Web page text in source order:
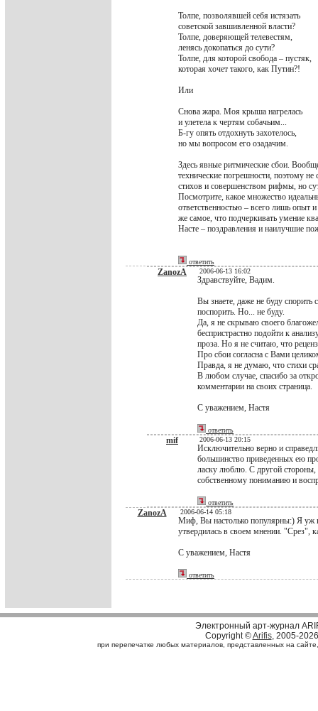
Толпе, позволявшей себя истязать
советской завшивленной власти?
Толпе, доверяющей телевестям,
ленясь докопаться до сути?
Толпе, для которой свобода – пустяк,
которая хочет такого, как Путин?!
Или
Снова жара. Моя крыша нагрелась
и улетела к чертям собачьим...
Б-гу опять отдохнуть захотелось,
но мы вопросом его озадачим.
Здесь явные ритмические сбои.
технические погрешности, поэтому
стихов и совершенством рифмы, но
Посмотрите, какое множество
ответственностью – всего лишь опыт
же самое, что подчеркивать умение
Насте – поздравления и наилучшие
ответить
ZanozA 2006-06-13 16:02
Здравствуйте, Вадим.
Вы знаете, даже не буду
поспорить. Но... не буду.
Да, я не скрываю своего
беспристрастно подойти к
проза. Но я не считаю, что
Про сбои согласна с Вами
Правда, я не думаю, что стихи
В любом случае, спасибо за
комментарии на своих страница.
С уважением, Настя
ответить
mif 2006-06-13 20:15
Исключительно верно и
большинство приведенных ею
ласку люблю. С другой стороны,
собственному пониманию и
ответить
ZanozA 2006-06-14 05:18
Миф, Вы настолько популярны:) Я уж
утвердилась в своем мнении. "Срез",
С уважением, Настя
ответить
Электронный арт-журнал
Copyright ©Arifis, 2005-2026
при перепечатке любых материалов, представленных на